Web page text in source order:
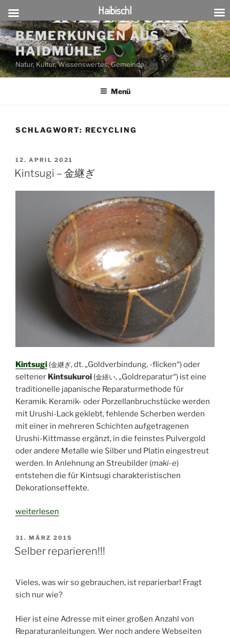
Zum
Inhalt
springen
BEMERKUNGEN AUS
HAIDMÜHLE
Natur, Kultur, Wissenswertes, Gemeinde
Menü
SCHLAGWORT: RECYCLING
VERÖFFENTLICHT
AM
12. APRIL 2021
Kintsugi – 金継ぎ
Kintsugi (金継ぎ, dt. „Goldverbindung, -flicken“) oder
seltener Kintsukuroi (金繕い, „Goldreparatur“) ist eine
traditionelle japanische Reparaturmethode für
Keramik. Keramik- oder Porzellanbruchstücke werden
mit Urushi-Lack geklebt, fehlende Scherben werden
mit einer in mehreren Schichten aufgetragenen
Urushi-Kittmasse ergänzt, in die feinstes Pulvergold
oder andere Metalle wie Silber und Platin eingestreut
werden. In Anlehnung an Streubilder (maki-e)
entstehen die für Kintsugi charakteristischen
Dekorationseffekte.
„Kintsugi
金
継
weiterlesen
VERÖFFENTLICHT
AM
31. MÄRZ 2015
Selber reparieren!!!
Vieles, was wir so gebrauchen, ist reparierbar! Fragt
sich nur wie?
Hier ist eine Adresse mit einer großen Anzahl von
Reparaturanleitungen. Wer noch andere Webseiten
Haibischl